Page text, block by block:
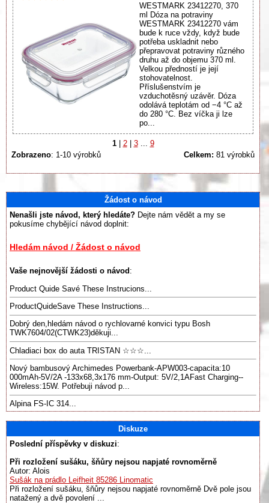
WESTMARK 23412270, 370
ml Dóza na potraviny
WESTMARK 23412270 vám
bude k ruce vždy, když bude
potřeba uskladnit nebo
přepravovat potraviny různého
druhu až do objemu 370 ml.
Velkou předností je její
stohovatelnost.
Příslušenstvím je
vzduchotěsný uzávěr. Dóza
odolává teplotám od −4 °C až
do 280 °C. Bez víčka ji lze
po...
1 | 2 | 3
9
Zobrazeno: 1-10 výrobků Celkem: 81 výrobků
Žádost o návod
Nenašli jste návod, který hledáte? Dejte nám vědět a my se
pokusíme chybějící návod doplnit:
Hledám návod / Žádost o návod
Vaše nejnovější žádosti o návod :
Product Quide Savé These Instrucions...
ProductQuideSave These Instructions...
Dobrý den,hledám návod o rychlovarné konvici typu Bosh
TWK7604/02(CTWK23)děkuji...
Chladiaci box do auta TRISTAN ☆☆☆...
Nový bambusový Archimedes Powerbank-APW003-capacita:10
000mAh-5V/2A -133x68,3x176 mm-Output: 5V/2,1AFast Charging--
Wireless:15W. Potřebuji návod p...
Alpina FS-IC 314...
Diskuze
Poslední příspěvky v diskuzi:
Při rozložení sušáku, šňůry nejsou napjaté rovnoměrně
Autor: Alois
Sušák na prádlo Leifheit 85286 Linomatic
Při rozložení sušáku, šňůry nejsou napjaté rovnoměrně Dvě pole jsou
natažený a dvě povolení ...